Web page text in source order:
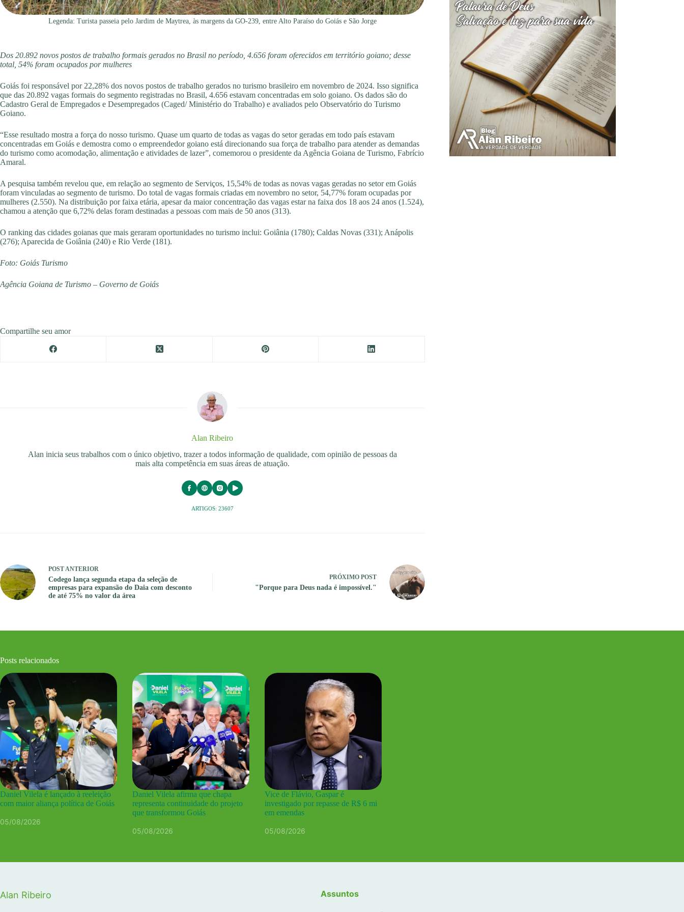
Legenda: Turista passeia pelo Jardim de Maytrea, às margens da GO-239, entre Alto Paraíso do Goiás e São Jorge
Dos 20.892 novos postos de trabalho formais gerados no Brasil no período, 4.656 foram oferecidos em território goiano; desse
total, 54% foram ocupados por mulheres
Goiás foi responsável por 22,28% dos novos postos de trabalho gerados no turismo brasileiro em novembro de 2024. Isso significa
que das 20.892 vagas formais do segmento registradas no Brasil, 4.656 estavam concentradas em solo goiano. Os dados são do
Cadastro Geral de Empregados e Desempregados (Caged/ Ministério do Trabalho) e avaliados pelo Observatório do Turismo
Goiano.
“Esse resultado mostra a força do nosso turismo. Quase um quarto de todas as vagas do setor geradas em todo país estavam
concentradas em Goiás e demostra como o empreendedor goiano está direcionando sua força de trabalho para atender as demandas
do turismo como acomodação, alimentação e atividades de lazer”, comemorou o presidente da Agência Goiana de Turismo, Fabrício
Amaral.
A pesquisa também revelou que, em relação ao segmento de Serviços, 15,54% de todas as novas vagas geradas no setor em Goiás
foram vinculadas ao segmento de turismo. Do total de vagas formais criadas em novembro no setor, 54,77% foram ocupadas por
mulheres (2.550). Na distribuição por faixa etária, apesar da maior concentração das vagas estar na faixa dos 18 aos 24 anos (1.524),
chamou a atenção que 6,72% delas foram destinadas a pessoas com mais de 50 anos (313).
O ranking das cidades goianas que mais geraram oportunidades no turismo inclui: Goiânia (1780); Caldas Novas (331); Anápolis
(276); Aparecida de Goiânia (240) e Rio Verde (181).
Foto: Goiás Turismo
Agência Goiana de Turismo – Governo de Goiás
Compartilhe seu amor
Alan Ribeiro
Alan inicia seus trabalhos com o único objetivo, trazer a todos informação de qualidade, com opinião de pessoas da
mais alta competência em suas áreas de atuação.
ARTIGOS: 23607
POSTANTERIOR
Codego lança segunda etapa da seleção de
empresas para expansão do Daia com desconto
de até 75% no valor da área
PRÓXIMO POST
"Porque para Deus nada é impossível."
Posts relacionados
Daniel Vilela é lançado à reeleição
com maior aliança política de Goiás
05/08/2026
Daniel Vilela afirma que chapa
representa continuidade do projeto
que transformou Goiás
05/08/2026
Vice de Flávio, Gaspar é
investigado por repasse de R$ 6 mi
em emendas
05/08/2026
Alan Ribeiro Assuntos